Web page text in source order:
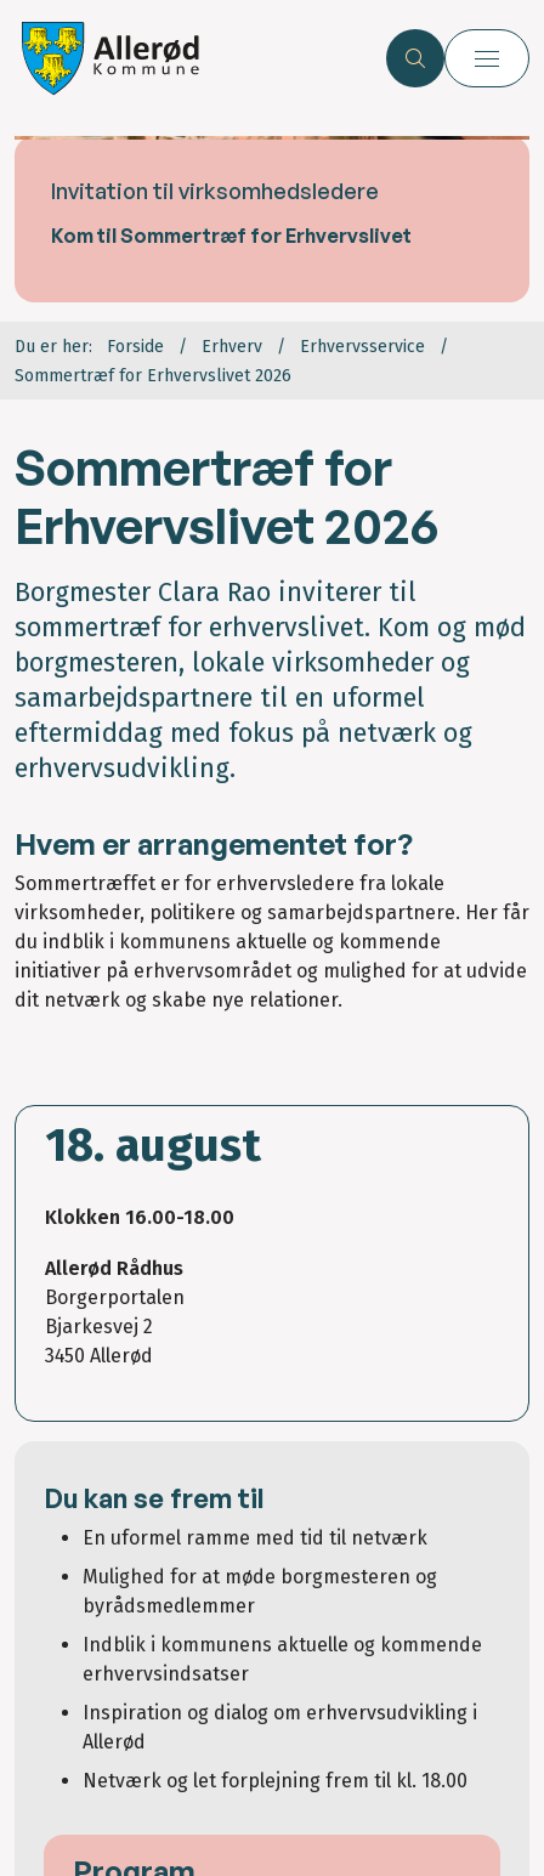
Invitation til virksomhedsledere
Kom til Sommertræf for Erhvervslivet
Du er her: Forside Erhverv
Erhvervsservice
Sommertræf for Erhvervslivet 2026
Sommertræf for
Erhvervslivet 2026
Borgmester Clara Rao inviterer til
sommertræf for erhvervslivet. Kom og mød
borgmesteren, lokale virksomheder og
samarbejdspartnere til en uformel
eftermiddag med fokus på netværk og
erhvervsudvikling.
Hvem er arrangementet for?
Sommertræffet er for erhvervsledere fra lokale
virksomheder, politikere og samarbejdspartnere. Her får
du indblik i kommunens aktuelle og kommende
initiativer på erhvervsområdet og mulighed for at udvide
dit netværk og skabe nye relationer.
18. august
Klokken 16.00-18.00
Allerød Rådhus
Borgerportalen
Bjarkesvej 2
3450 Allerød
Du kan se frem til
En uformel ramme med tid til netværk
Mulighed for at møde borgmesteren og
byrådsmedlemmer
Indblik i kommunens aktuelle og kommende
erhvervsindsatser
Inspiration og dialog om erhvervsudvikling i
Allerød
Netværk og let forplejning frem til kl. 18.00